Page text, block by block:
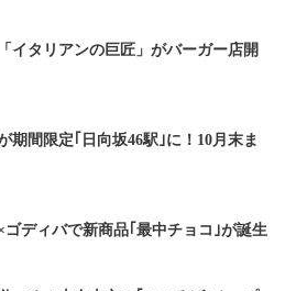
イタリアンの巨匠」がバーガー店開
期間限定｢日向坂46駅｣に！10月末ま
ゴディバで新商品｢最中チョコ｣が誕生